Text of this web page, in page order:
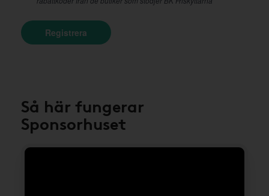
Registrera
Så här fungerar
Sponsorhuset